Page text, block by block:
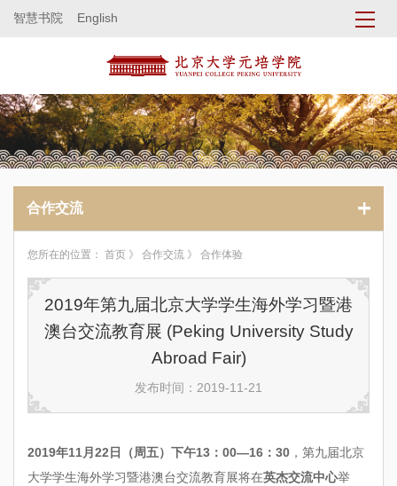
智慧书院 English
合作交流
您所在的位置： 首页 》 合作交流 》 合作体验
2019年第九届北京大学学生海外学习暨港
澳台交流教育展 (Peking University Study
Abroad Fair)
发布时间：2019-11-21
2019年11月22日（周五）下午13：00—16：30 ，第九届北京
大学学生海外学习暨港澳台交流教育展将在英杰交流中心举